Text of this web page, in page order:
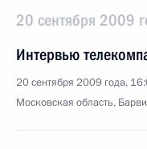
20 сентября 2009
Интервью
20 сентября 2009 года,
Московская область,